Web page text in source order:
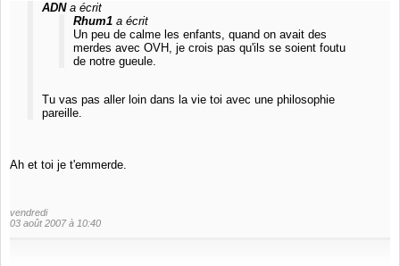
ADNa écrit
Rhum1 a écrit
Un peu de calme les enfants, quand on avait des
merdes avec OVH, je crois pas qu'ils se soient foutu
de notre gueule.
Tu vas pas aller loin dans la vie toi avec une philosophie
pareille.
Ah et toi je t'emmerde.
vendredi
03 août 2007 à 10:40